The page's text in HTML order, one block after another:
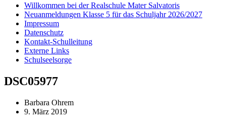
Willkommen bei der Realschule Mater Salvatoris
Neuanmeldungen Klasse 5 für das Schuljahr 2026/2027
Impressum
Datenschutz
Kontakt-Schulleitung
Externe Links
Schulseelsorge
DSC05977
Barbara Ohrem
9. März 2019